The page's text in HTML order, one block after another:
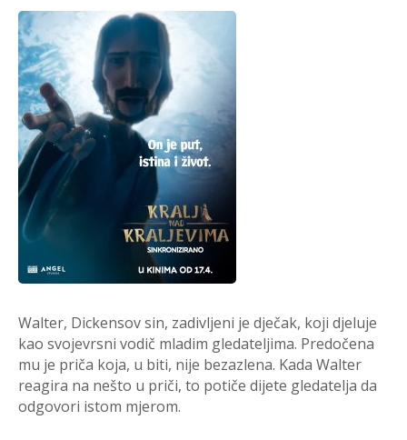
Walter, Dickensov sin, zadivljeni je dječak, koji djeluje
kao svojevrsni vodič mladim gledateljima. Predočena
mu je priča koja, u biti, nije bezazlena. Kada Walter
reagira na nešto u priči, to potiče dijete gledatelja da
odgovori istom mjerom.